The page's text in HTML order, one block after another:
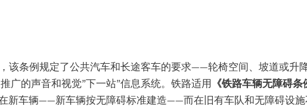
该条例规定了公共汽车和长途客车的要求——轮椅空间、坡道或升降
广的声音和视觉”下一站”信息系统。铁路适用 《铁路车辆无障碍条
新车辆——新车辆按无障碍标准建造——而在旧有车队和无障碍设